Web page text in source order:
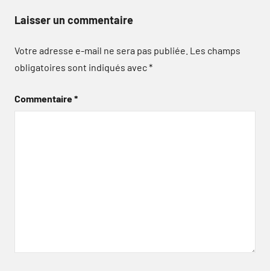
Laisser un commentaire
Votre adresse e-mail ne sera pas publiée. Les champs
obligatoires sont indiqués avec*
Commentaire*